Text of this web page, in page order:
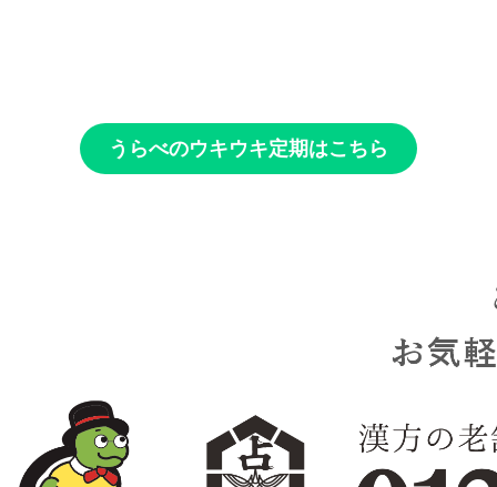
うらべのウキウキ定期はこちら